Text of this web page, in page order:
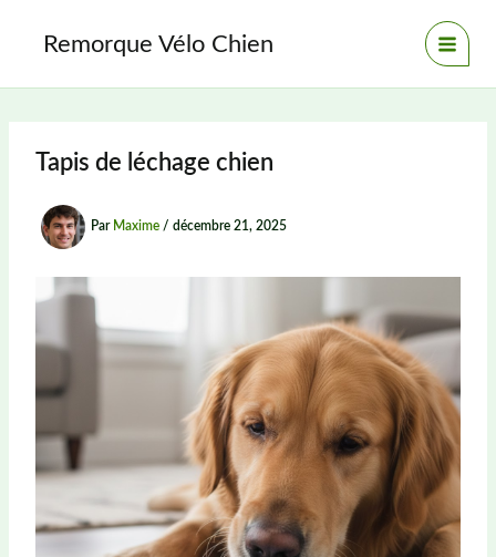
Remorque Vélo Chien
Tapis de léchage chien
Par Maxime / décembre 21, 2025